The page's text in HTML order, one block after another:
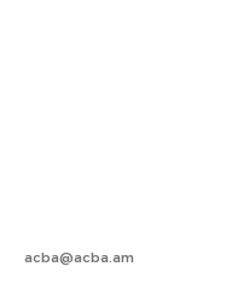
acba@acba.am